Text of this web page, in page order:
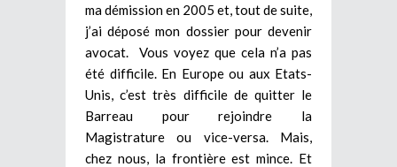
ma démission en 2005 et, tout de suite,
j’ai déposé mon dossier pour devenir
avocat. Vous voyez que cela n’a pas
été difficile. En Europe ou aux Etats-
Unis, c’est très difficile de quitter le
Barreau pour rejoindre la
Magistrature ou vice-versa. Mais,
chez nous, la frontière est mince. Et